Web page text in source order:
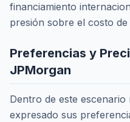
financiamiento
presión sobre el costo de
Preferencias y
JPMorgan
Dentro de este
expresado sus